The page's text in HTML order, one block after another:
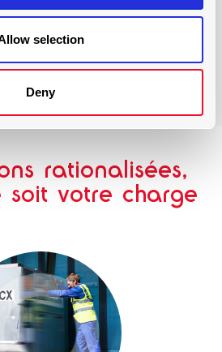
selection
Deny
rationalisées,
soit votre charge